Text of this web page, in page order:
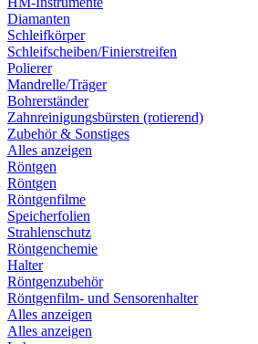
Diamanten
Schleifkörper
Schleifscheiben/Finierstreifen
Polierer
Mandrelle/Träger
Bohrerständer
Zahnreinigungsbürsten (rotierend)
Zubehör & Sonstiges
Alles anzeigen
Röntgen
Röntgen
Röntgenfilme
Speicherfolien
Strahlenschutz
Röntgenchemie
Halter
Röntgenzubehör
Röntgenfilm- und Sensorenhalter
Alles anzeigen
Alles anzeigen